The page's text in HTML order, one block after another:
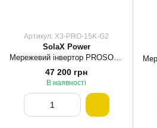
Артикул: X3-PRO-15K-G2
SolaX Power
Мережевий інвертор PROSOLAX X3-PRO-15K-G2, 15 кВт
47 200 грн
В наявності